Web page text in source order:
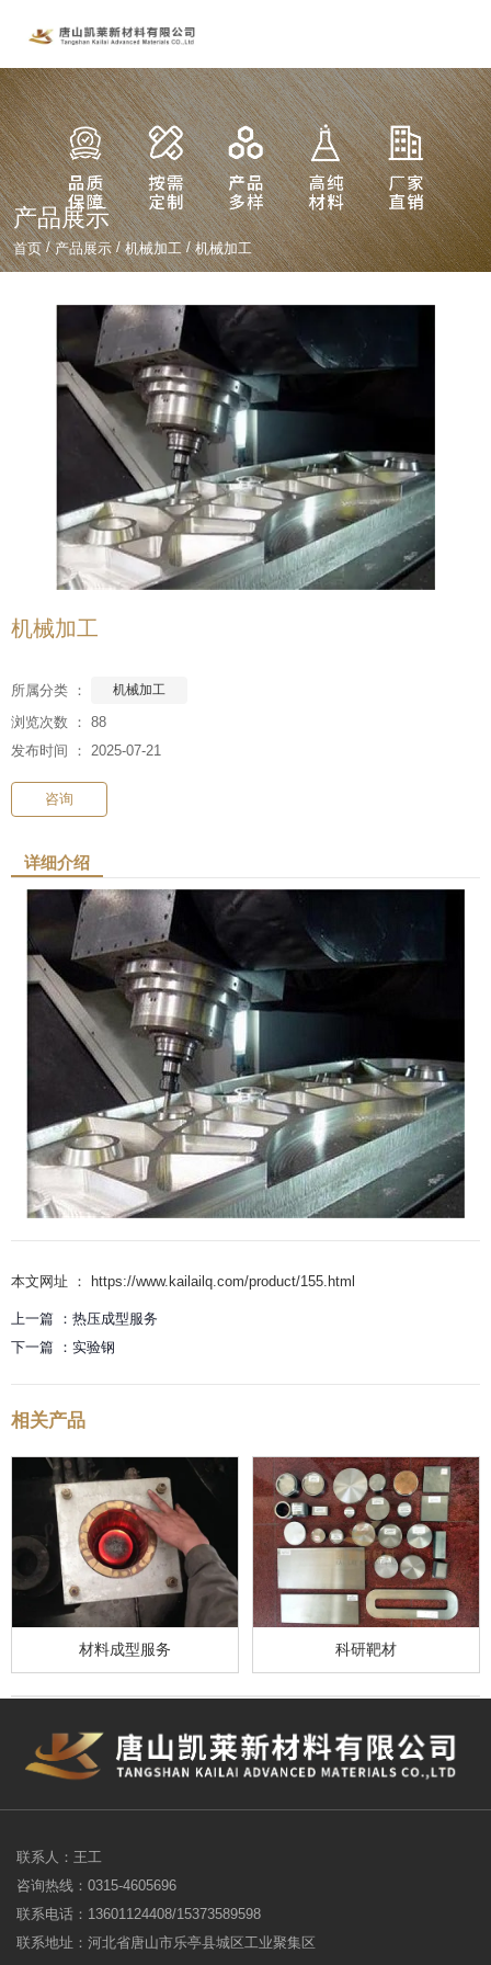
产品展示
首页/产品展示 /机械加工 /机械加工
机械加工
所属分类 ： 机械加工
浏览次数 ： 88
发布时间 ： 2025-07-21
咨询
详细介绍
本文网址 ： https://www.kailailq.com/product/155.html
上一篇 ： 热压成型服务
下一篇 ： 实验钢
相关产品
材料成型服务 科研靶材
联系人：王工
咨询热线：0315-4605696
联系电话：13601124408/15373589598
联系地址：河北省唐山市乐亭县城区工业聚集区